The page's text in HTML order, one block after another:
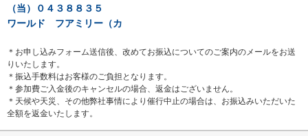
（当）０４３８８３５
ワールド フアミリー（カ
＊お申し込みフォーム送信後、改めてお振込についてのご案内のメールをお送
りいたします。
＊振込手数料はお客様のご負担となります。
＊参加費ご入金後のキャンセルの場合、返金はございません。
＊天候や天災、その他弊社事情により催行中止の場合は、お振込みいただいた
全額を返金いたします。